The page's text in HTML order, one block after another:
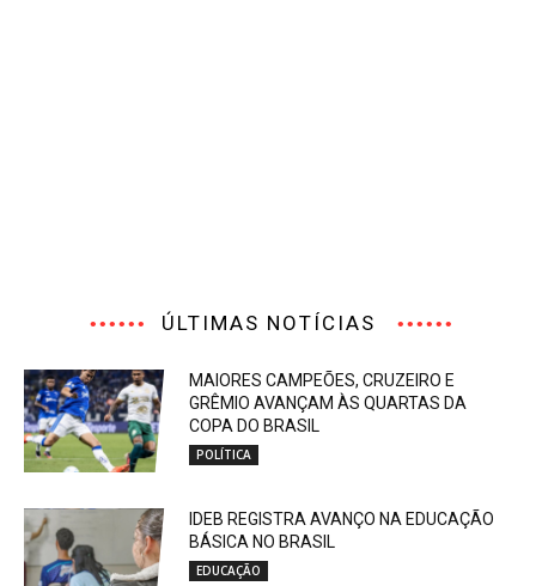
ÚLTIMAS NOTÍCIAS
MAIORES CAMPEÕES, CRUZEIRO E
GRÊMIO AVANÇAM ÀS QUARTAS DA
COPA DO BRASIL
POLÍTICA
IDEB REGISTRA AVANÇO NA EDUCAÇÃO
BÁSICA NO BRASIL
EDUCAÇÃO